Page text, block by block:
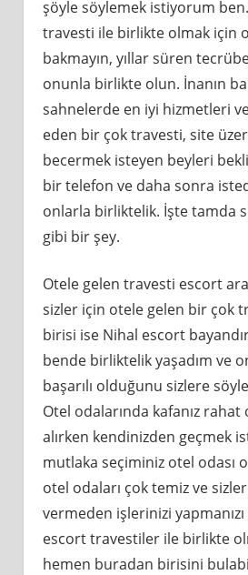
şöyle söylemek istiyorum
travesti ile birlikte olmak için
bakmayın, yıllar süren
onunla birlikte olun. İnanın
sahnelerde en iyi hizmetleri
eden bir çok travesti, site
becermek isteyen beyleri
bir telefon ve daha sonra
onlarla birliktelik. İşte tamda
gibi bir şey.
Otele gelen travesti escort
sizler için otele gelen bir çok
birisi ise Nihal escort
bende birliktelik yaşadım ve
başarılı olduğunu sizlere
Otel odalarında kafanız rahat
alırken kendinizden geçmek
mutlaka seçiminiz otel odası
otel odaları çok temiz ve
vermeden işlerinizi
escort travestiler ile birlikte
hemen buradan birisini